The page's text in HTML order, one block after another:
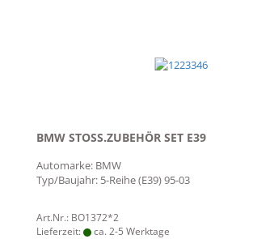
BMW STOSS.ZUBEHÖR SET E39
Automarke: BMW
Typ/Baujahr: 5-Reihe (E39) 95-03
Art.Nr.: BO1372*2
Lieferzeit:
ca. 2-5 Werktage